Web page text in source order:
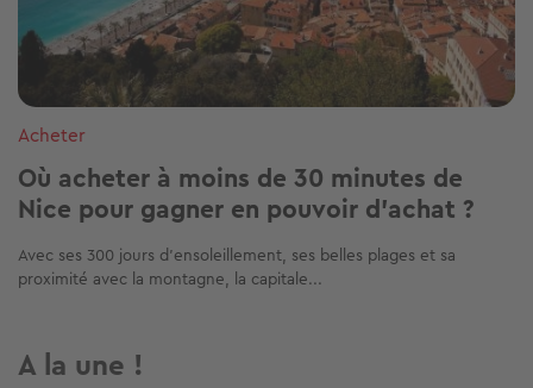
Acheter
Où acheter à moins de 30 minutes de
Nice pour gagner en pouvoir d’achat ?
Avec ses 300 jours d’ensoleillement, ses belles plages et sa
proximité avec la montagne, la capitale...
A la une !